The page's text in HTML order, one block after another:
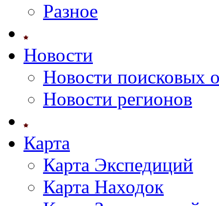
Разное
Новости
Новости поисковых
Новости регионов
Карта
Карта Экспедиций
Карта Находок